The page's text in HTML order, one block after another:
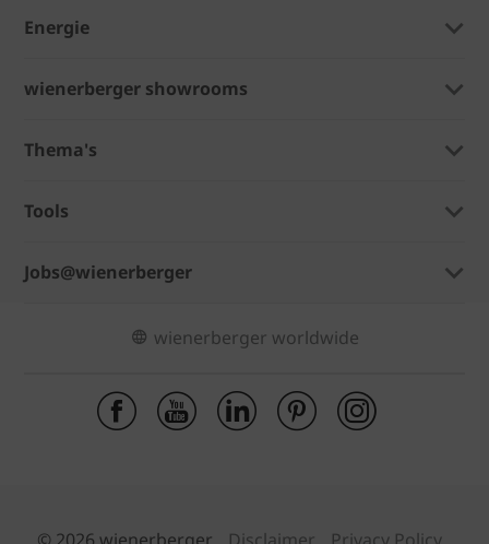
Energie
wienerberger showrooms
Thema's
Tools
Jobs@wienerberger
wienerberger worldwide